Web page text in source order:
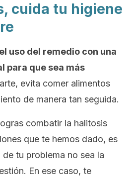
cuida tu higiene
uso del remedio con una
para que sea más
evita comer alimentos
de manera tan seguida.
combatir la halitosis
que te hemos dado, es
tu problema no sea la
En ese caso, te